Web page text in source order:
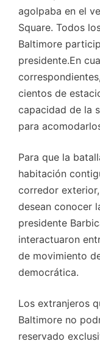
agolpaba en el
Square. Todos
Baltimore
presidente.En
cientos de
capacidad de la
para
Para que la
habitación
corredor
desean conocer
presidente
interactuaron
de movimiento
democrática.
Los extranjeros
Baltimore no
reservado